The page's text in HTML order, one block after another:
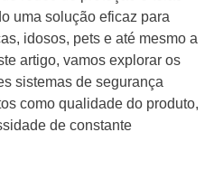
uma solução eficaz para
idosos, pets e até mesmo a
artigo, vamos explorar os
sistemas de segurança
como qualidade do produto,
de constante